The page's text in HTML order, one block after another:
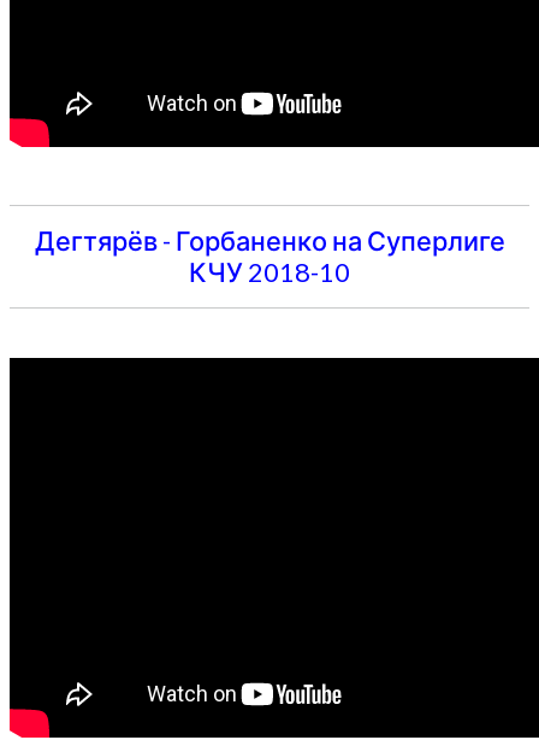
Дегтярёв - Горбаненко на Суперлиге
КЧУ 2018-10